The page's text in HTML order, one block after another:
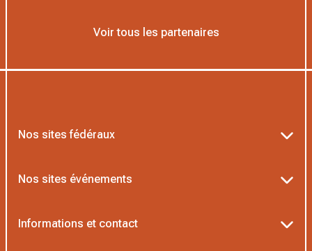
Voir tous les partenaires
Nos sites fédéraux
Nos sites événements
Informations et contact